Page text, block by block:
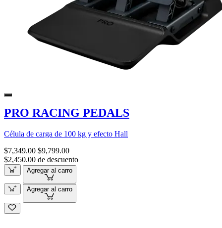
PRO RACING PEDALS
Célula de carga de 100 kg y efecto Hall
$7,349.00 $9,799.00
$2,450.00 de descuento
Agregar al carro
Agregar al carro